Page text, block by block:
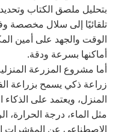
بتحليل ملصق الكتاب وتحديد
تلقائيًا إلى سلال مخصصة
الوقت والجهد على أمين
أماكنها بسرعة ودقة.
أما مشروع المزرعة
زراعة ذكي يسمح بزراعة
المنزل، ويعتمد على
مثل الماء، درجة الحرارة،
الاصطناعي عن المؤشرات